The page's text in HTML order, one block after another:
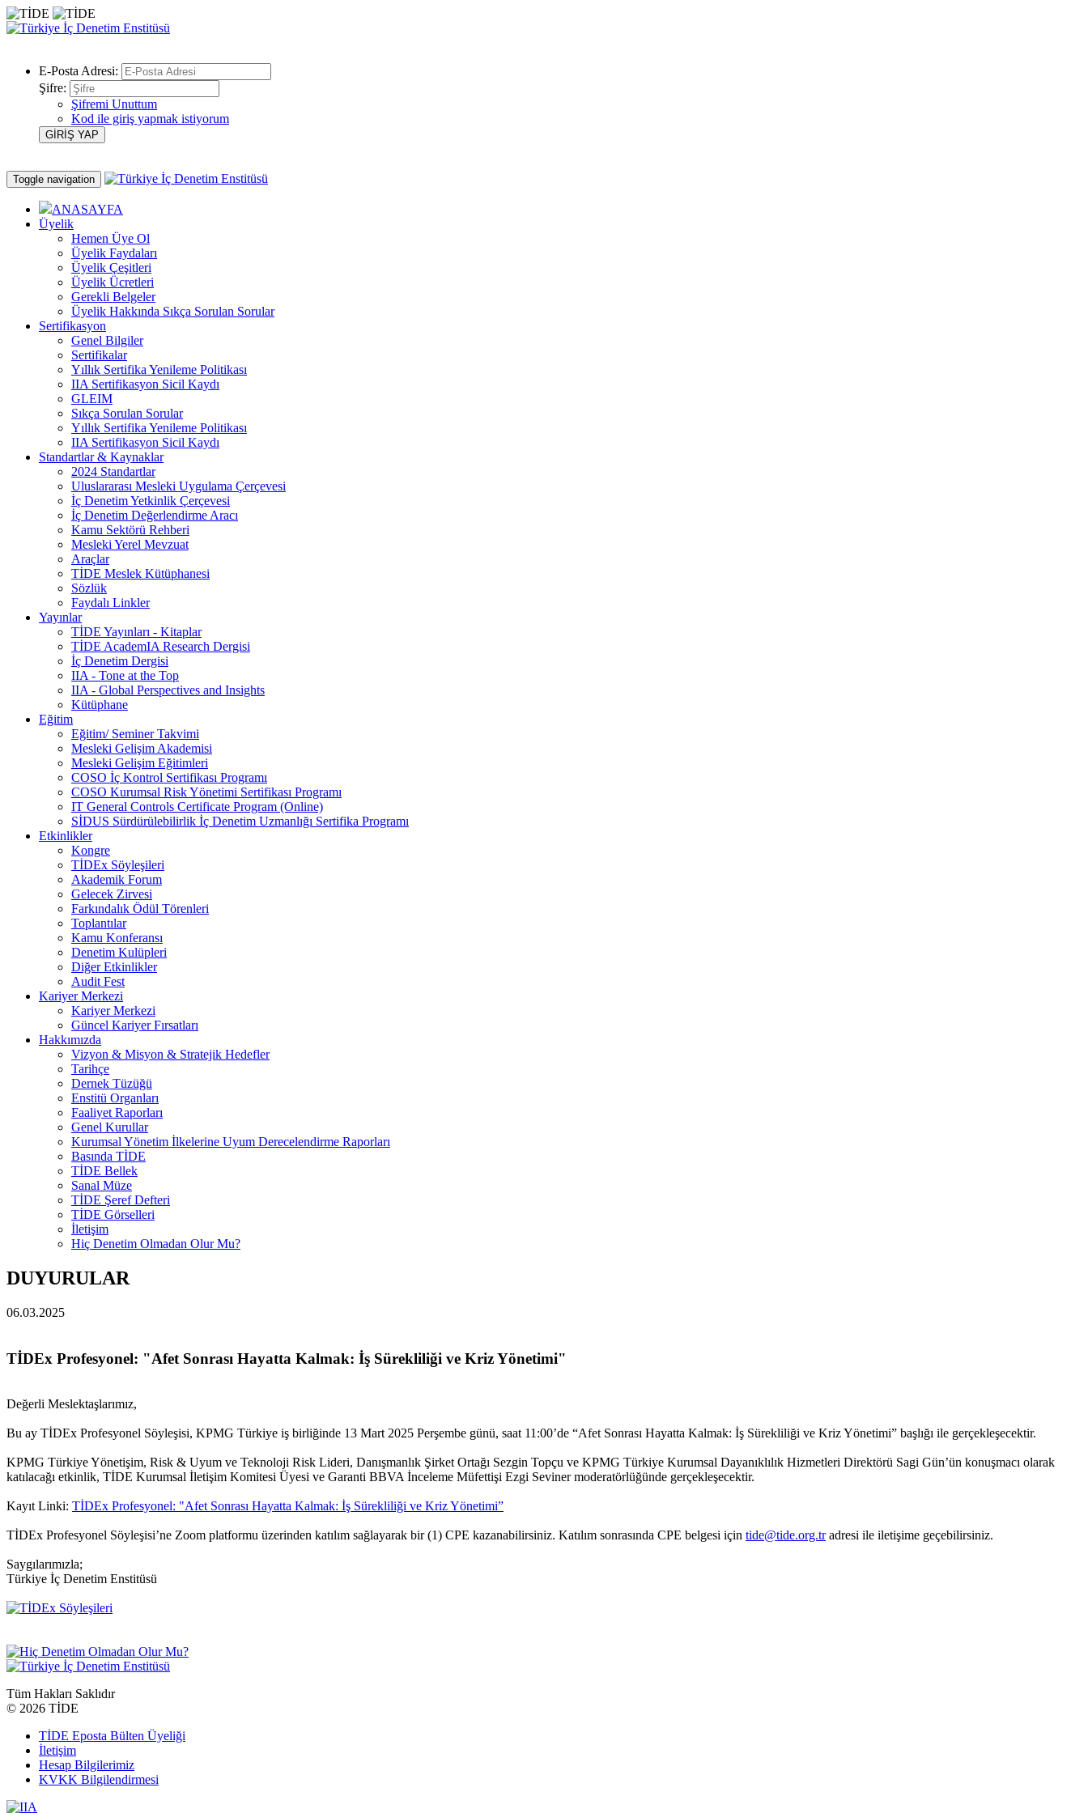
E-Posta Adresi:
Şifre:
Şifremi Unuttum
Kod ile giriş yapmak istiyorum
Toggle navigation
ANASAYFA
Üyelik
Hemen Üye Ol
Üyelik Faydaları
Üyelik Çeşitleri
Üyelik Ücretleri
Gerekli Belgeler
Üyelik Hakkında Sıkça Sorulan Sorular
Sertifikasyon
Genel Bilgiler
Sertifikalar
Yıllık Sertifika Yenileme Politikası
IIA Sertifikasyon Sicil Kaydı
GLEIM
Sıkça Sorulan Sorular
Yıllık Sertifika Yenileme Politikası
IIA Sertifikasyon Sicil Kaydı
Standartlar & Kaynaklar
2024 Standartlar
Uluslararası Mesleki Uygulama Çerçevesi
İç Denetim Yetkinlik Çerçevesi
İç Denetim Değerlendirme Aracı
Kamu Sektörü Rehberi
Mesleki Yerel Mevzuat
Araçlar
TİDE Meslek Kütüphanesi
Sözlük
Faydalı Linkler
Yayınlar
TİDE Yayınları - Kitaplar
TİDE AcademIA Research Dergisi
İç Denetim Dergisi
IIA - Tone at the Top
IIA - Global Perspectives and Insights
Kütüphane
Eğitim
Eğitim/ Seminer Takvimi
Mesleki Gelişim Akademisi
Mesleki Gelişim Eğitimleri
COSO İç Kontrol Sertifikası Programı
COSO Kurumsal Risk Yönetimi Sertifikası Programı
IT General Controls Certificate Program (Online)
SİDUS Sürdürülebilirlik İç Denetim Uzmanlığı Sertifika Programı
Etkinlikler
Kongre
TİDEx Söyleşileri
Akademik Forum
Gelecek Zirvesi
Farkındalık Ödül Törenleri
Toplantılar
Kamu Konferansı
Denetim Kulüpleri
Diğer Etkinlikler
Audit Fest
Kariyer Merkezi
Kariyer Merkezi
Güncel Kariyer Fırsatları
Hakkımızda
Vizyon & Misyon & Stratejik Hedefler
Tarihçe
Dernek Tüzüğü
Enstitü Organları
Faaliyet Raporları
Genel Kurullar
Kurumsal Yönetim İlkelerine Uyum Derecelendirme Raporları
Basında TİDE
TİDE Bellek
Sanal Müze
TİDE Şeref Defteri
TİDE Görselleri
İletişim
Hiç Denetim Olmadan Olur Mu?
DUYURULAR
06.03.2025
TİDEx Profesyonel: "Afet Sonrası Hayatta Kalmak: İş Sürekliliği ve Kriz Yönetimi"
Değerli Meslektaşlarımız,
Bu ay TİDEx Profesyonel Söyleşisi, KPMG Türkiye iş birliğinde 13 Mart 2025 Perşembe günü, saat 11:00’de “Afet Sonrası Hayatta Kalmak: İş Sürekliliği ve Kriz Yönetimi” başlığı ile gerçekleşecektir.
KPMG Türkiye Yönetişim, Risk & Uyum ve Teknoloji Risk Lideri, Danışmanlık Şirket Ortağı Sezgin Topçu ve KPMG Türkiye Kurumsal Dayanıklılık Hizmetleri Direktörü Sagi Gün’ün konuşmacı olarak
katılacağı etkinlik, TİDE Kurumsal İletişim Komitesi Üyesi ve Garanti BBVA İnceleme Müfettişi Ezgi Seviner moderatörlüğünde gerçekleşecektir.
Kayıt Linki: TİDEx Profesyonel: "Afet Sonrası Hayatta Kalmak: İş Sürekliliği ve Kriz Yönetimi”
TİDEx Profesyonel Söyleşisi’ne Zoom platformu üzerinden katılım sağlayarak bir (1) CPE kazanabilirsiniz. Katılım sonrasında CPE belgesi için tide@tide.org.tradresi ile iletişime geçebilirsiniz.
Saygılarımızla;
Türkiye İç Denetim Enstitüsü
Tüm Hakları Saklıdır
© 2026 TİDE
TİDE Eposta Bülten Üyeliği
İletişim
Hesap Bilgilerimiz
KVKK Bilgilendirmesi